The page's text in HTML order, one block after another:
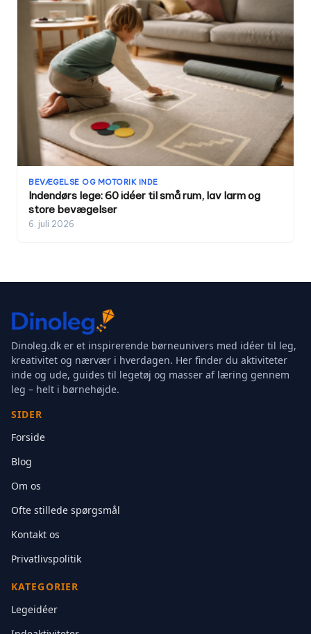
BEVÆGELSE OG MOTORIK INDE
Indendørs lege: 60 idéer til små rum, lav larm og
store bevægelser
6. juli 2026
Dinoleg.dk er et inspirerende børneunivers med idéer til leg,
kreativitet og nærvær i hverdagen. Her finder du aktiviteter
inde og ude, guides til legetøj og masser af læring gennem
leg – helt i børnehøjde.
SIDER
Forside
Blog
Om os
Ofte stillede spørgsmål
Kontakt os
Privatlivspolitik
KATEGORIER
Legeidéer